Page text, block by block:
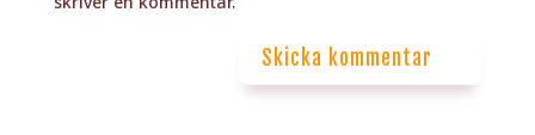
Skicka kommentar